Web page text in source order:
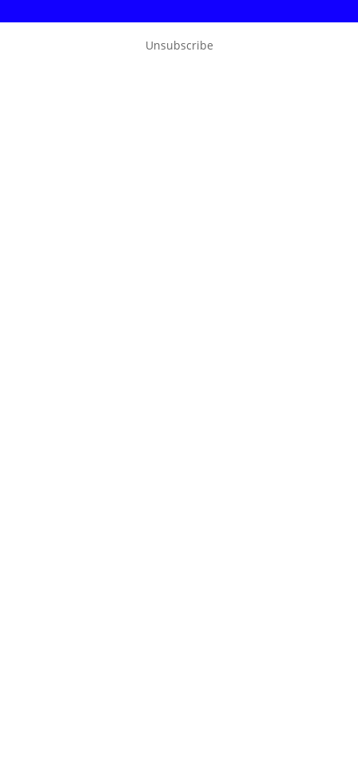
Unsubscribe